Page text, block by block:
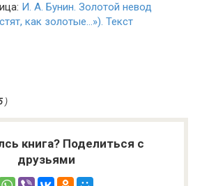
И. А. Бунин. Золотой невод
как золотые…»). Текст
)
книга? Поделиться с
друзьями